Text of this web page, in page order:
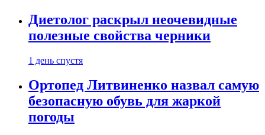
Диетолог раскрыл неочевидные
полезные свойства черники
1 день спустя
Ортопед Литвиненко назвал самую
безопасную обувь для жаркой
погоды